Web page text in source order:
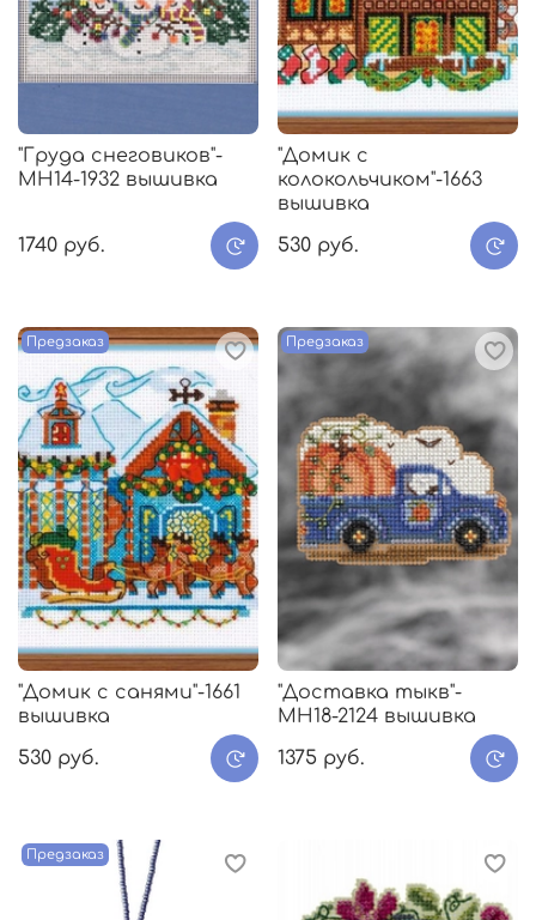
"Груда снеговиков"-
MH14-1932 вышивка
1740 руб.
"Домик с
колокольчиком"-1663
вышивка
530 руб.
Предзаказ
"Домик с санями"-1661
вышивка
530 руб.
Предзаказ
"Доставка тыкв"-
МH18-2124 вышивка
1375 руб.
Предзаказ